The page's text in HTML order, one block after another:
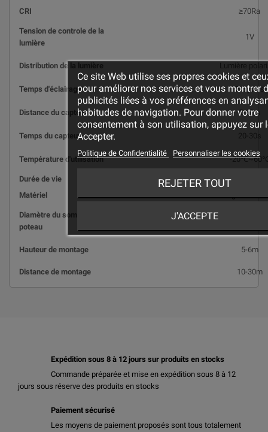
CRI ≥70Ra
Tension de controle de la
lumière
1V
Distribution de la lumière Lumière
Temps d'éclairage 2-3 jours
Distance du capteur 5-10m
Temps du capteur 20-30s
Température d'utilisation -
Durée de vie
Matériel
Alliage
Diamètre du sommet du
poteau
Hauteur de montage 5-6m
Distance de montage 10-30m
Expédition sous 8 à 12 jours sur produits en stocks
Commande préparée et mise en expédition sous 8 à 12
jours sous réserve des produits en stocks
Paiement sécurisé
Les moyens de paiement proposés sont tous totalement
Ce site Web utilise ses propres cookies et
pour améliorer nos services et vous montrer
publicités liées à vos préférences en
habitudes de navigation. Pour donner votre
consentement à son utilisation, appuyez sur
Accepter.
Politique de Confidentialité Personnaliser les cookies
REJETER TOUT
J'ACCEPTE